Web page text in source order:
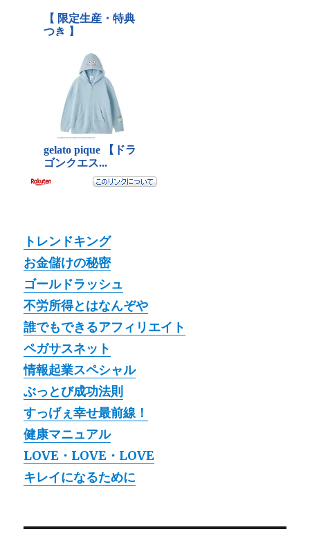
トレンドキング
お金儲けの秘密
ゴールドラッシュ
不労所得とはなんぞや
誰でもできるアフィリエイト
ペガサスネット
情報起業スペシャル
ぶっとび成功法則
すっげぇ幸せ最前線！
健康マニュアル
LOVE・LOVE・LOVE
キレイになるために